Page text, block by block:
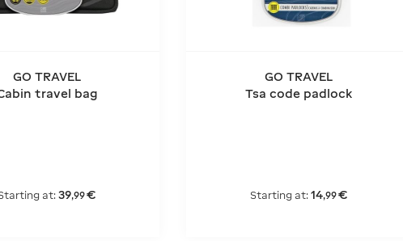
GO TRAVEL
travel bag
at:39,99€
GO TRAVEL
Tsa code padlock
Starting at: 14,99€